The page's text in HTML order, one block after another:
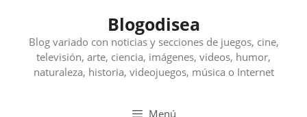
contenido
Blogodisea
Blog variado con noticias y secciones de juegos, cine,
televisión, arte, ciencia, imágenes, videos, humor,
naturaleza, historia, videojuegos, música o Internet
Menú